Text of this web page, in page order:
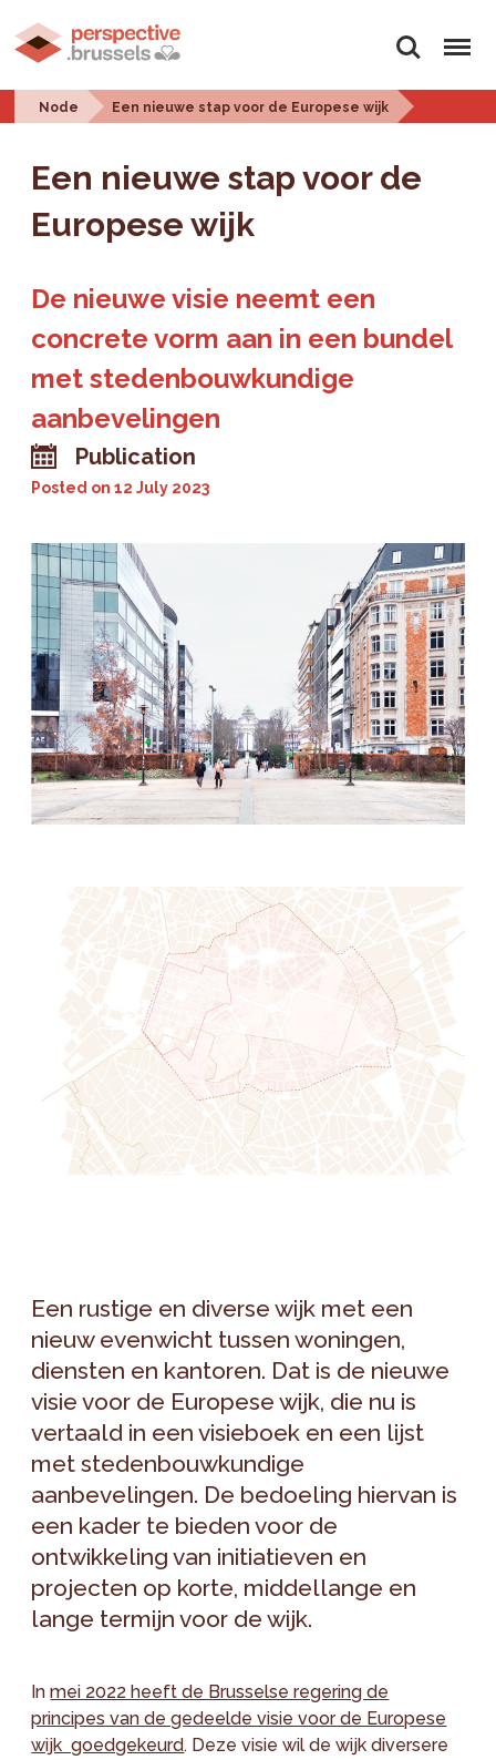
Search Menu
Node Een nieuwe stap voor de Europese wijk
Een nieuwe stap voor de
Europese wijk
De nieuwe visie neemt een
concrete vorm aan in een bundel
met stedenbouwkundige
aanbevelingen
Publication
Posted on12 July 2023
Een rustige en diverse wijk met een
nieuw evenwicht tussen woningen,
diensten en kantoren. Dat is de nieuwe
visie voor de Europese wijk, die nu is
vertaald in een visieboek en een lijst
met stedenbouwkundige
aanbevelingen. De bedoeling hiervan is
een kader te bieden voor de
ontwikkeling van initiatieven en
projecten op korte, middellange en
lange termijn voor de wijk.
Inmei 2022 heeft de Brusselse regering de
principes van de gedeelde visie voor de Europese
wijk goedgekeurd. Deze visie wil de wijk diversere